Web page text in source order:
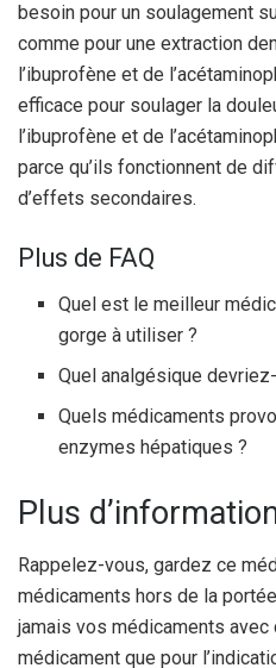
besoin pour un soulagement
comme pour une extraction
l’ibuprofène et de
efficace pour soulager la
l’ibuprofène et de
parce qu’ils fonctionnent de
d’effets secondaires.
Plus de FAQ
Quel est le meilleur
gorge à utiliser ?
Quel analgésique
Quels médicaments
enzymes hépatiques ?
Plus
Rappelez-vous, gardez ce
médicaments hors de la
jamais vos médicaments avec
médicament que pour